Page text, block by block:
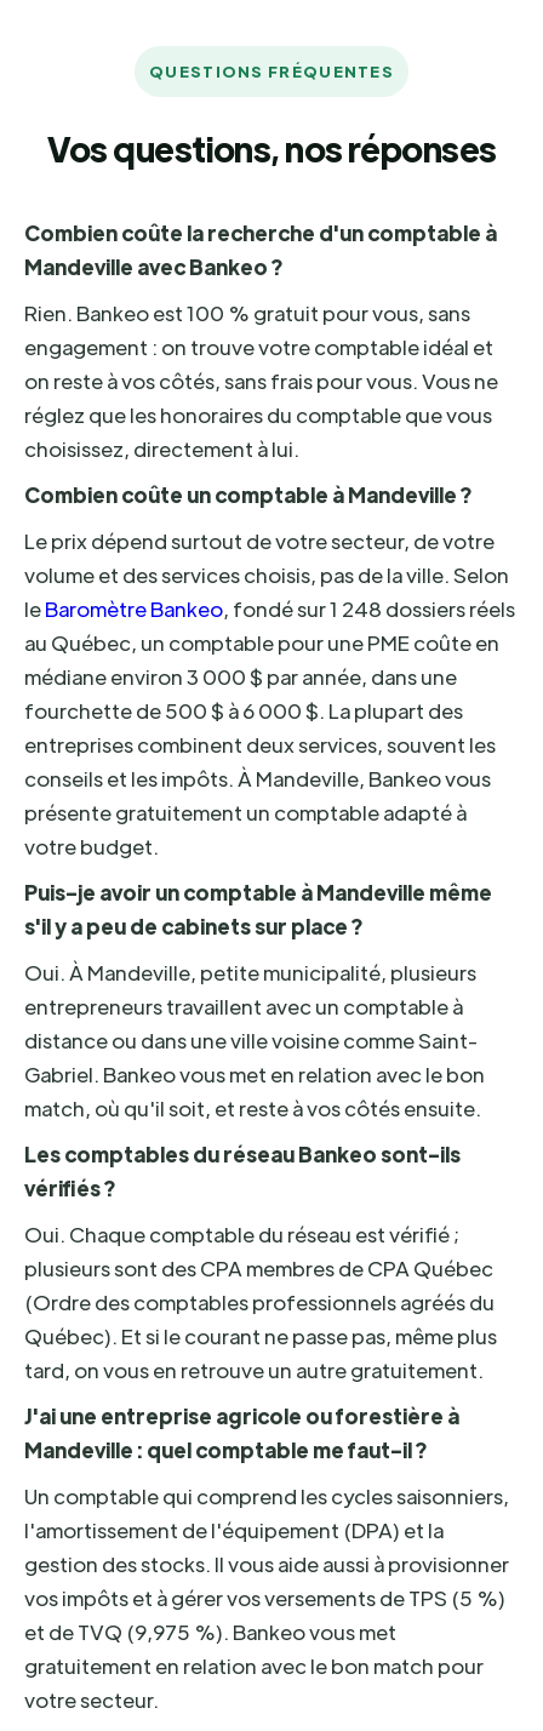
QUESTIONS FRÉQUENTES
Vos questions, nos réponses
Combien coûte la recherche d'un comptable à
Mandeville avec Bankeo ?
Rien. Bankeo est 100 % gratuit pour vous, sans
engagement : on trouve votre comptable idéal et
on reste à vos côtés, sans frais pour vous. Vous ne
réglez que les honoraires du comptable que vous
choisissez, directement à lui.
Combien coûte un comptable à Mandeville ?
Le prix dépend surtout de votre secteur, de votre
volume et des services choisis, pas de la ville. Selon
leBaromètre Bankeo, fondé sur 1 248 dossiers réels
au Québec, un comptable pour une PME coûte en
médiane environ 3 000 $ par année, dans une
fourchette de 500 $ à 6 000 $. La plupart des
entreprises combinent deux services, souvent les
conseils et les impôts. À Mandeville, Bankeo vous
présente gratuitement un comptable adapté à
votre budget.
Puis-je avoir un comptable à Mandeville même
s'il y a peu de cabinets sur place ?
Oui. À Mandeville, petite municipalité, plusieurs
entrepreneurs travaillent avec un comptable à
distance ou dans une ville voisine comme Saint-
Gabriel. Bankeo vous met en relation avec le bon
match, où qu'il soit, et reste à vos côtés ensuite.
Les comptables du réseau Bankeo sont-ils
vérifiés ?
Oui. Chaque comptable du réseau est vérifié ;
plusieurs sont des CPA membres de CPA Québec
(Ordre des comptables professionnels agréés du
Québec). Et si le courant ne passe pas, même plus
tard, on vous en retrouve un autre gratuitement.
J'ai une entreprise agricole ou forestière à
Mandeville : quel comptable me faut-il ?
Un comptable qui comprend les cycles saisonniers,
l'amortissement de l'équipement (DPA) et la
gestion des stocks. Il vous aide aussi à provisionner
vos impôts et à gérer vos versements de TPS (5 %)
et de TVQ (9,975 %). Bankeo vous met
gratuitement en relation avec le bon match pour
votre secteur.